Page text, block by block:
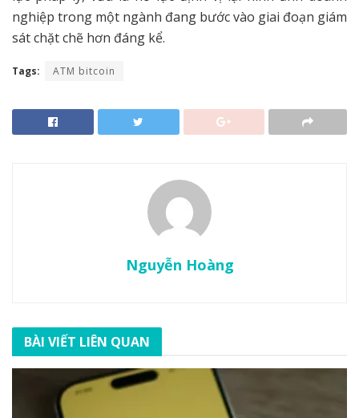
nghiệp trong một ngành đang bước vào giai đoạn giám
sát chặt chẽ hơn đáng kể.
Tags: ATM bitcoin
Nguyễn Hoàng
BÀI VIẾT LIÊN QUAN